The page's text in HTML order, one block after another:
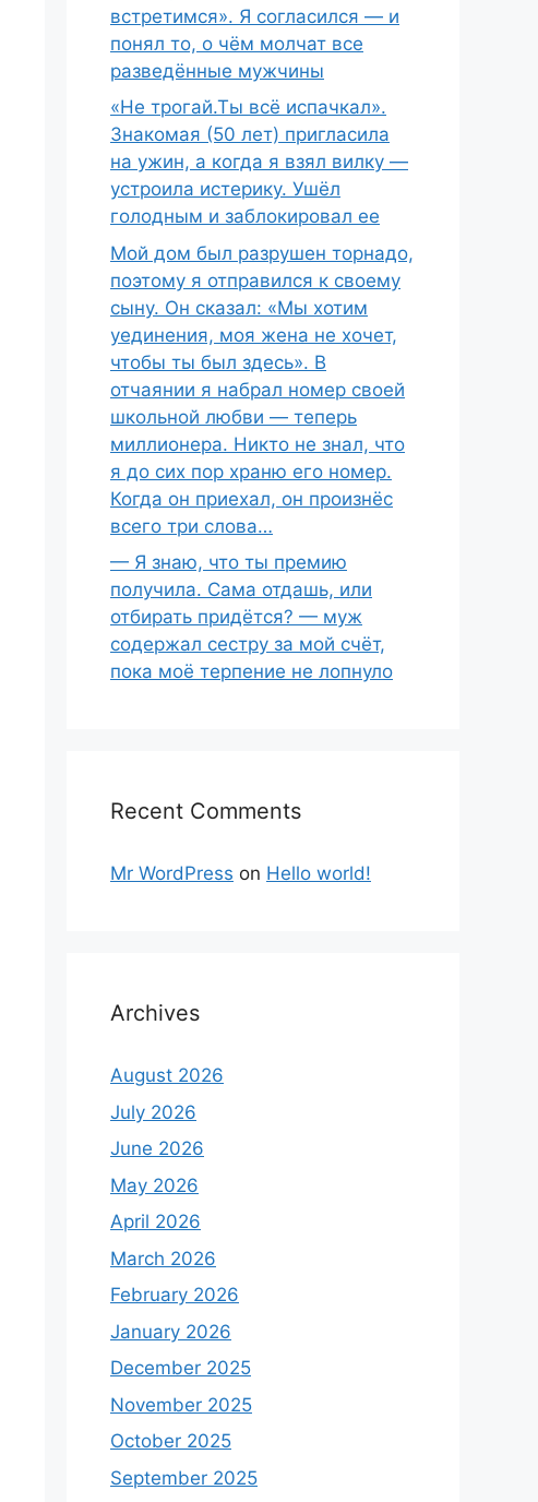
встретимся». Я согласился — и
понял то, о чём молчат все
разведённые мужчины
«Не трогай.Ты всё испачкал».
Знакомая (50 лет) пригласила
на ужин, а когда я взял вилку —
устроила истерику. Ушёл
голодным и заблокировал ее
Мой дом был разрушен торнадо,
поэтому я отправился к своему
сыну. Он сказал: «Мы хотим
уединения, моя жена не хочет,
чтобы ты был здесь». В
отчаянии я набрал номер своей
школьной любви — теперь
миллионера. Никто не знал, что
я до сих пор храню его номер.
Когда он приехал, он произнёс
всего три слова…
— Я знаю, что ты премию
получила. Сама отдашь, или
отбирать придётся? — муж
содержал сестру за мой счёт,
пока моё терпение не лопнуло
Recent Comments
Mr WordPress on Hello world!
Archives
August 2026
July 2026
June 2026
May 2026
April 2026
March 2026
February 2026
January 2026
December 2025
November 2025
October 2025
September 2025